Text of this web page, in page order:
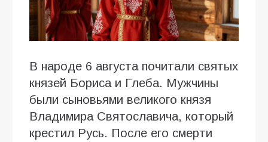
В народе 6 августа почитали святых
князей Бориса и Глеба. Мужчины
были сыновьями великого князя
Владимира Святославича, который
крестил Русь. После его смерти